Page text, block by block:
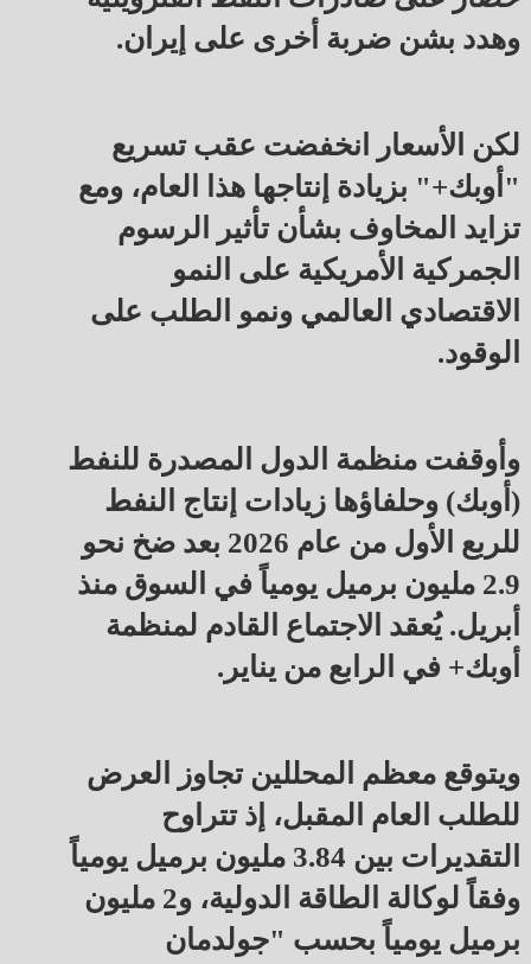
وهدد بشن ضربة أخرى على إيران.
لكن الأسعار انخفضت عقب تسريع
"أوبك+" بزيادة إنتاجها هذا العام، ومع
تزايد المخاوف بشأن تأثير الرسوم
الجمركية الأمريكية على النمو
الاقتصادي العالمي ونمو الطلب على
الوقود.
وأوقفت منظمة الدول المصدرة للنفط
(أوبك) وحلفاؤها زيادات إنتاج النفط
للربع الأول من عام 2026 بعد ضخ نحو
2.9 مليون برميل يومياً في السوق منذ
أبريل. يُعقد الاجتماع القادم لمنظمة
أوبك+ في الرابع من يناير.
ويتوقع معظم المحللين تجاوز العرض
للطلب العام المقبل، إذ تتراوح
التقديرات بين 3.84 مليون برميل يومياً
وفقاً لوكالة الطاقة الدولية، و2 مليون
برميل يومياً بحسب "جولدمان